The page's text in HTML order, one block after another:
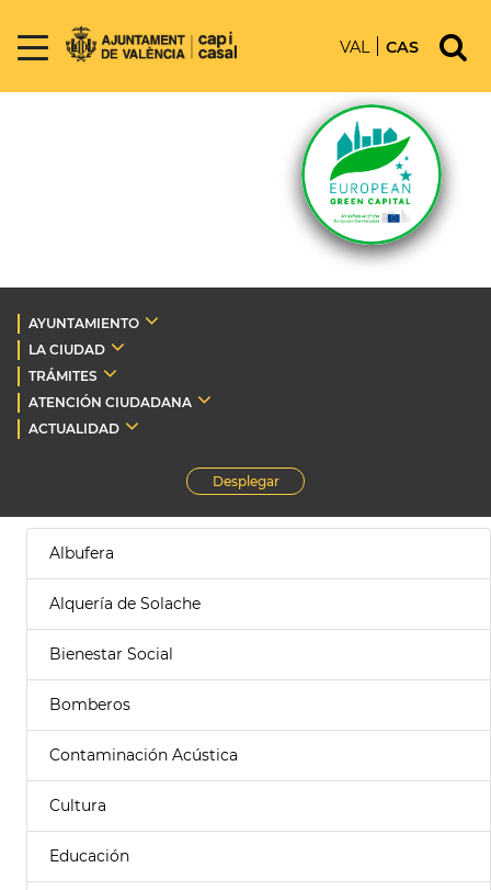
VAL CAS
AYUNTAMIENTO
LA CIUDAD
TRÁMITES
ATENCIÓN CIUDADANA
ACTUALIDAD
Desplegar
Albufera
Alquería de Solache
Bienestar Social
Bomberos
Contaminación Acústica
Cultura
Educación